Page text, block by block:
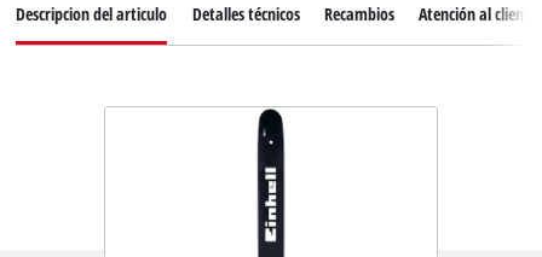
Descripcion del articulo Detalles técnicos Recambios Atención al cliente